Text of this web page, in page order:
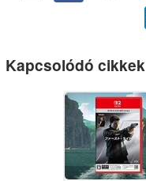
Kapcsolódó cikkek